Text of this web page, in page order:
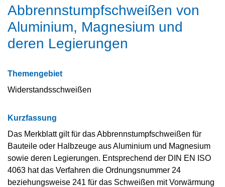
Abbrennstumpfschweißen von
Aluminium, Magnesium und
deren Legierungen
Themengebiet
Widerstandsschweißen
Kurzfassung
Das Merkblatt gilt für das Abbrennstumpfschweißen für
Bauteile oder Halbzeuge aus Aluminium und Magnesium
sowie deren Legierungen. Entsprechend der DIN EN ISO
4063 hat das Verfahren die Ordnungsnummer 24
beziehungsweise 241 für das Schweißen mit Vorwärmung